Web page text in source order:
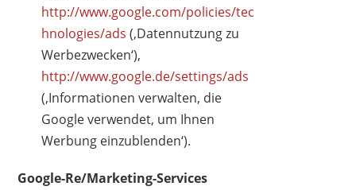
http://www.google.com/policies/tec
hnologies/ads (‚Datennutzung zu
Werbezwecken‘),
http://www.google.de/settings/ads
(‚Informationen verwalten, die
Google verwendet, um Ihnen
Werbung einzublenden‘).
Google-Re/Marketing-Services